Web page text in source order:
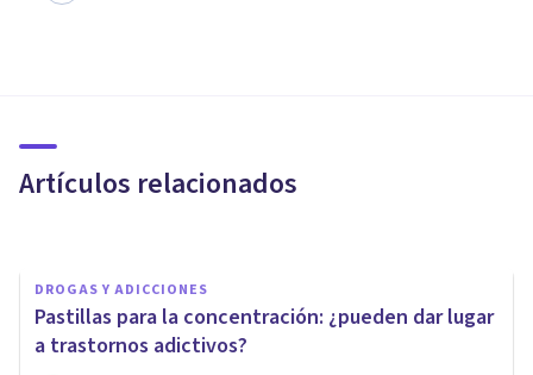
Artículos relacionados
tipos, causas y tratamiento
DROGAS Y ADICCIONES
Pastillas para la concentración: ¿pueden dar lugar
a trastornos adictivos?